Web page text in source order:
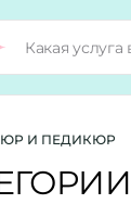
И ПЕДИКЮР